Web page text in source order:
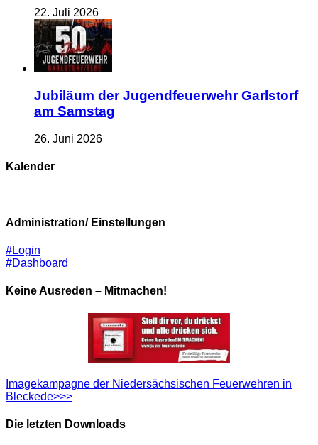
22. Juli 2026
Jubiläum der Jugendfeuerwehr Garlstorf
am Samstag
26. Juni 2026
Kalender
Administration/ Einstellungen
#Login
#Dashboard
Keine Ausreden – Mitmachen!
Imagekampagne der Niedersächsischen Feuerwehren in
Bleckede>>>
Die letzten Downloads